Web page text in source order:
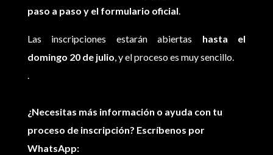
paso a paso y el formulario oficial.
Las inscripciones estarán abiertas hasta el
domingo 20 de julio, y el proceso es muy sencillo.
.
¿Necesitas más información o ayuda con tu
proceso de inscripción? Escríbenos por
WhatsApp: